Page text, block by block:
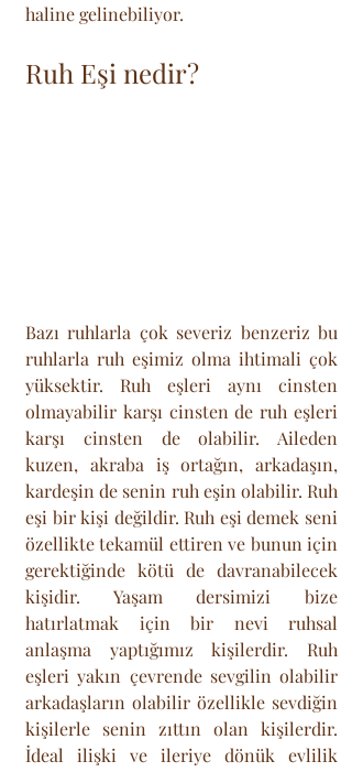
haline gelinebiliyor.
Ruh Eşi nedir?
Bazı ruhlarla çok severiz benzeriz bu
ruhlarla ruh eşimiz olma ihtimali çok
yüksektir. Ruh eşleri aynı cinsten
olmayabilir karşı cinsten de ruh eşleri
karşı cinsten de olabilir. Aileden
kuzen, akraba iş ortağın, arkadaşın,
kardeşin de senin ruh eşin olabilir. Ruh
eşi bir kişi değildir. Ruh eşi demek seni
özellikte tekamül ettiren ve bunun için
gerektiğinde kötü de davranabilecek
kişidir. Yaşam dersimizi bize
hatırlatmak için bir nevi ruhsal
anlaşma yaptığımız kişilerdir. Ruh
eşleri yakın çevrende sevgilin olabilir
arkadaşların olabilir özellikle sevdiğin
kişilerle senin zıttın olan kişilerdir.
İdeal ilişki ve ileriye dönük evlilik